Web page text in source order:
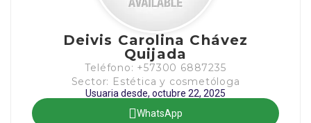
Deivis Carolina Chávez
Quijada
Teléfono: +57300 6887235
Sector: Estética y cosmetóloga
Usuaria desde, octubre 22, 2025
WhatsApp